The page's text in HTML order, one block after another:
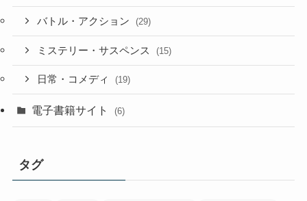
バトル・アクション (29)
ミステリー・サスペンス (15)
日常・コメディ (19)
電子書籍サイト (6)
タグ